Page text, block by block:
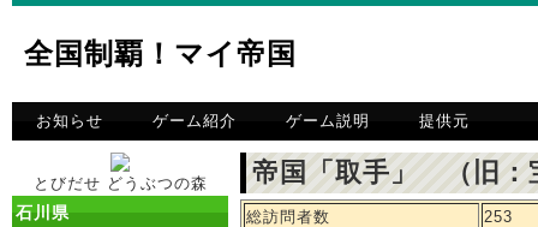
全国制覇！マイ帝国
お知らせ ゲーム紹介 ゲーム説明 提供元
とびだせ どうぶつの森
石川県
帝国「取手」 （旧：
総訪問者数
253